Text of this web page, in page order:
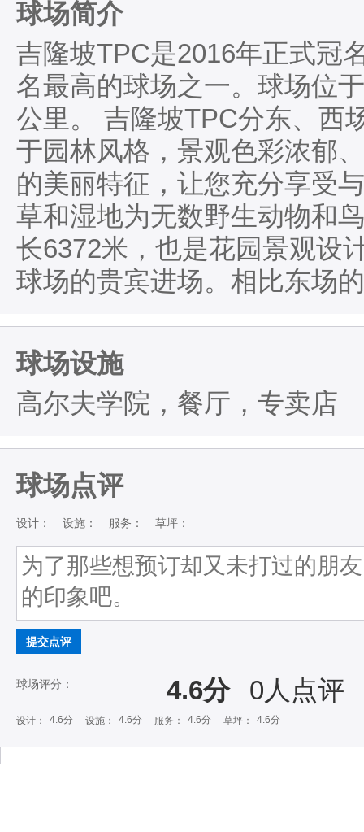
球场简介
吉隆坡TPC是2016年正式冠
名最高的球场之一。球场位
公里。 吉隆坡TPC分东、西
于园林风格，景观色彩浓郁
的美丽特征，让您充分享受
草和湿地为无数野生动物和
长6372米，也是花园景观设
球场的贵宾进场。相比东场
球场设施
高尔夫学院，餐厅，专卖店
球场点评
设计： 设施： 服务： 草坪：
提交点评
球场评分： 4.6分 0人点评
设计： 4.6分 设施： 4.6分 服务： 4.6分 草坪： 4.6分